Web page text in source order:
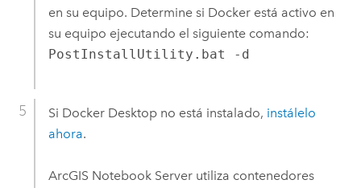
en su equipo. Determine si Dockerestá activo en
su equipo ejecutando el siguiente comando:
PostInstallUtility.bat -d
Si Docker Desktopno está instalado, instálelo
ahora.
ArcGIS Notebook Serverutiliza contenedores